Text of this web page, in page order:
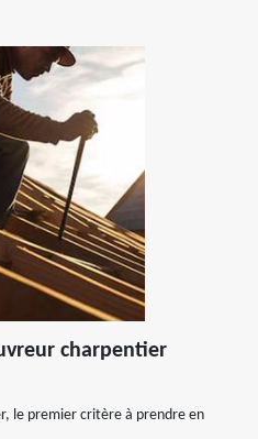
charpentier
le premier critère à prendre en